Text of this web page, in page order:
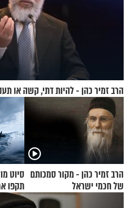
הרב זמיר כהן - להיות דתי, קשה או
הרב זמיר כהן - מקור סמכותם
של חכמי ישראל
סיוט
תקפו
טבעה